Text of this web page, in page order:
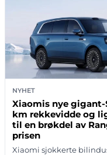
NYHET
Xiaomis nye gigant-
km rekkevidde og
til en brøkdel av
prisen
Xiaomi sjokkerte